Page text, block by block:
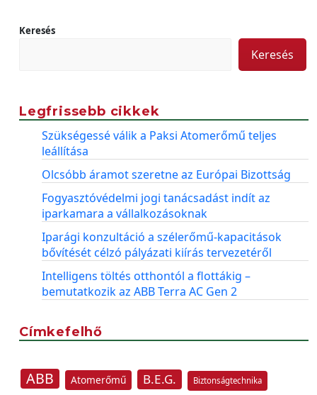
Keresés
Keresés
Legfrissebb cikkek
Szükségessé válik a Paksi Atomerőmű teljes
leállítása
Olcsóbb áramot szeretne az Európai Bizottság
Fogyasztóvédelmi jogi tanácsadást indít az
iparkamara a vállalkozásoknak
Iparági konzultáció a szélerőmű-kapacitások
bővítését célzó pályázati kiírás tervezetéről
Intelligens töltés otthontól a flottákig –
bemutatkozik az ABB Terra AC Gen 2
Címkefelhő
ABB Atomerőmű B.E.G. Biztonságtechnika